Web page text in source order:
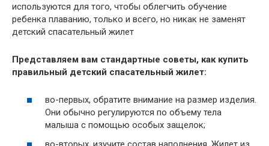
используются для того, чтобы облегчить обучение
ребенка плаванию, только и всего, но никак не заменят
детский спасательный жилет
Представляем вам стандартные советы, как купить
правильный детский спасательный жилет:
во-первых, обратите внимание на размер изделия.
Они обычно регулируются по объему тела
малыша с помощью особых защелок;